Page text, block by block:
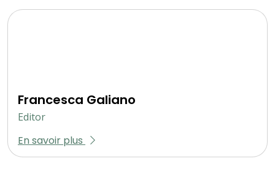
Francesca Galiano
Editor
En savoir plus